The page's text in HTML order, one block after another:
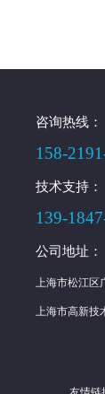
咨询热线：
158-
技术支持：
139-
公司地址：
上海市松江区
上海市高新技